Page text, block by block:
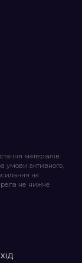
матеріалів
умови активного,
на
не нижче